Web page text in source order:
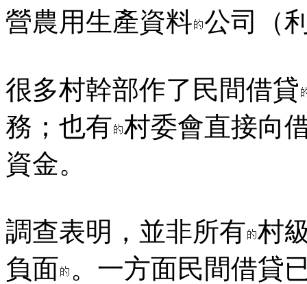
營農用生產資料 公司（
很多村幹部作了民間借貸
務；也有 村委會直接向
資金。
調查表明，並非所有 村
負面 。一方面民間借貸